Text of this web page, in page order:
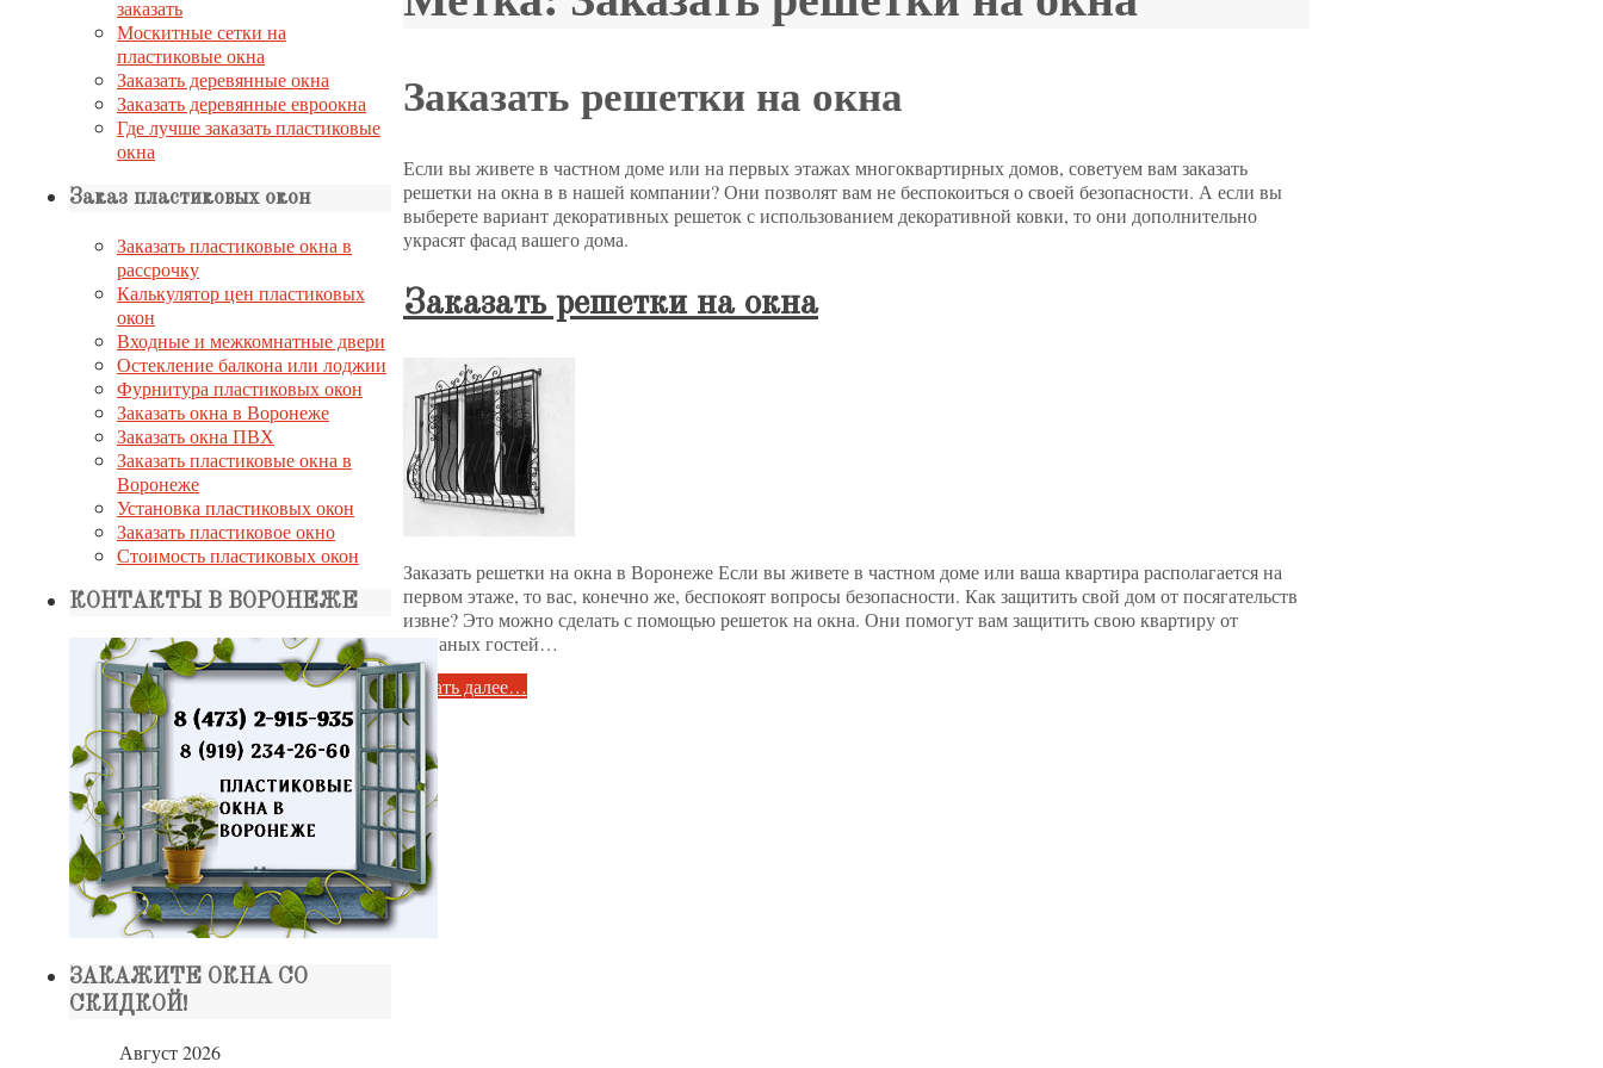
Заказать решетки на окна
Если вы живете в частном доме или на первых этажах многоквартирных домов, советуем вам заказать
решетки на окна в в нашей компании? Они позволят вам не беспокоиться о своей безопасности. А если вы
выберете вариант декоративных решеток с использованием декоративной ковки, то они дополнительно
украсят фасад вашего дома.
Заказать решетки на окна
Заказать решетки на окна в Воронеже Если вы живете в частном доме или ваша квартира располагается на
первом этаже, то вас, конечно же, беспокоят вопросы безопасности. Как защитить свой дом от посягательств
извне? Это можно сделать с помощью решеток на окна. Они помогут вам защитить свою квартиру от
незваных гостей…
Читать далее…
заказать
Москитные сетки на
пластиковые окна
Заказать деревянные окна
Заказать деревянные евроокна
Где лучше заказать пластиковые
окна
Заказ пластиковых окон
Заказать пластиковые окна в
рассрочку
Калькулятор цен пластиковых
окон
Входные и межкомнатные двери
Остекление балкона или лоджии
Фурнитура пластиковых окон
Заказать окна в Воронеже
Заказать окна ПВХ
Заказать пластиковые окна в
Воронеже
Установка пластиковых окон
Заказать пластиковое окно
Стоимость пластиковых окон
КОНТАКТЫ В ВОРОНЕЖЕ
ЗАКАЖИТЕ ОКНА СО
СКИДКОЙ!
Август 2026